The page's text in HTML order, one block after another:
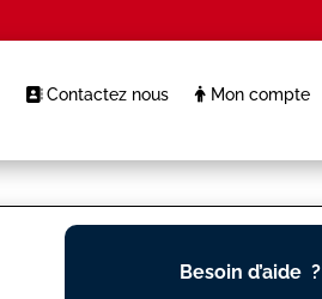
Contactez nous Mon compte
Besoin d’aide ?